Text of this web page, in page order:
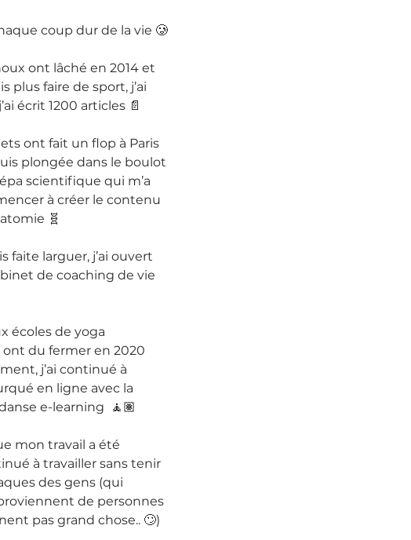
coup dur de la vie 🥲
ont lâché en 2014 et
plus faire de sport, j’ai
écrit 1200 articles 📄
ont fait un flop à Paris
plongée dans le boulot
scientifique qui m’a
à créer le contenu
🧬
faite larguer, j’ai ouvert
de coaching de vie
écoles de yoga
du fermer en 2020
j’ai continué à
en ligne avec la
e-learning  🧘🏽
mon travail a été
à travailler sans tenir
des gens (qui
de personnes
pas grand chose.. 🙄)